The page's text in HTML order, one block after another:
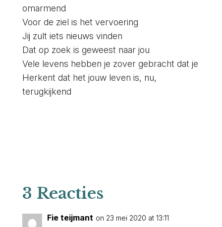
omarmend
Voor de ziel is het vervoering
Jij zult iets nieuws vinden
Dat op zoek is geweest naar jou
Vele levens hebben je zover gebracht dat je
Herkent dat het jouw leven is, nu,
terugkijkend
3 Reacties
Fie teijmant on 23 mei 2020 at 13:11